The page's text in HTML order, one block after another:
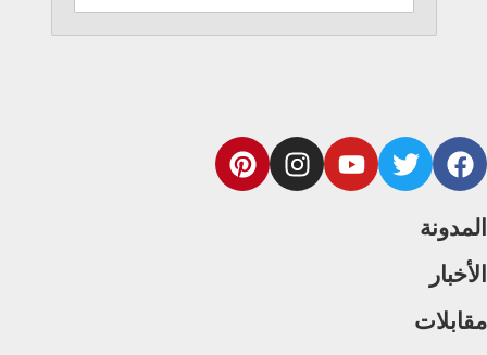
المدونة
الأخبار
مقابلات